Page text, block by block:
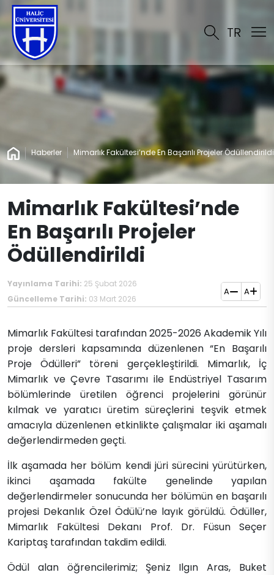
TR
Haberler Mimarlık Fakültesi’nde En Başarılı Projeler Ödüllendirildi
Mimarlık Fakültesi’nde
En Başarılı Projeler
Ödüllendirildi
Yayınlama Tarihi: 25 Şubat 2026
Güncelleme Tarihi: 03 Mart 2026
A A
Mimarlık Fakültesi tarafından 2025-2026 Akademik Yılı
proje dersleri kapsamında düzenlenen “En Başarılı
Proje Ödülleri” töreni gerçekleştirildi. Mimarlık, İç
Mimarlık ve Çevre Tasarımı ile Endüstriyel Tasarım
bölümlerinde üretilen öğrenci projelerini görünür
kılmak ve yaratıcı üretim süreçlerini teşvik etmek
amacıyla düzenlenen etkinlikte çalışmalar iki aşamalı
değerlendirmeden geçti.
İlk aşamada her bölüm kendi jüri sürecini yürütürken,
ikinci aşamada fakülte genelinde yapılan
değerlendirmeler sonucunda her bölümün en başarılı
projesi Dekanlık Özel Ödülü’ne layık görüldü. Ödüller,
Mimarlık Fakültesi Dekanı Prof. Dr. Füsun Seçer
Kariptaş tarafından takdim edildi.
Ödül alan öğrencilerimiz; Şeniz Ilgın Aras, Buket